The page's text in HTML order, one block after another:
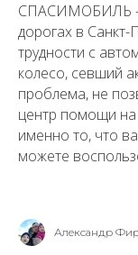
СПАСИМОБИЛЬ —
дорогах в Санкт-
трудности с
колесо, севший
проблема, не
центр помощи
именно то, что
можете
Александр